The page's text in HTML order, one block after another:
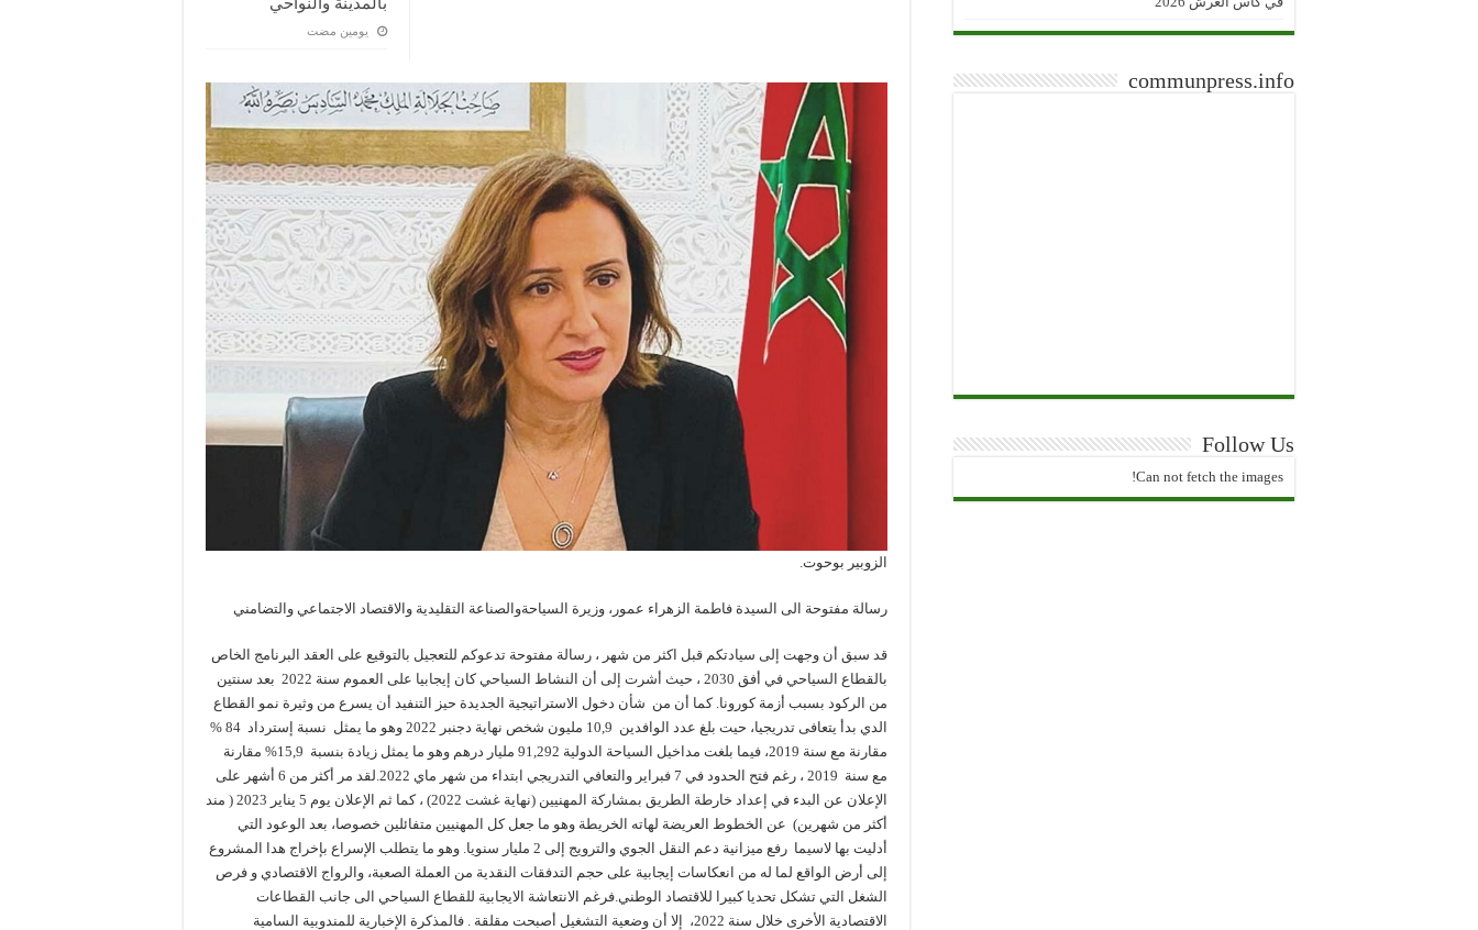
‏يومين مضت
الزوبير بوحوت.
رسالة مفتوحة الى السيدة فاطمة الزهراء عمور، وزيرة السياحةوالصناعة التقليدية والاقتصاد الاجتماعي والتضامني
قد سبق أن وجهت إلى سيادتكم قبل اكثر من شهر ، رسالة مفتوحة تدعوكم للتعجيل بالتوقيع على العقد البرنامج الخاص
بالقطاع السياحي في أفق 2030 ، حيث أشرت إلى أن النشاط السياحي كان إيجابيا على العموم سنة 2022 بعد سنتين
من الركود بسبب أزمة كورونا. كما أن من شأن دخول الاستراتيجية الجديدة حيز التنفيد أن يسرع من وثيرة نمو القطاع
الدي بدأ يتعافى تدريجيا، حيت بلغ عدد الوافدين 10,9 مليون شخص نهاية دجنبر 2022 وهو ما يمثل نسبة إسترداد 84 %
مقارنة مع سنة 2019، فيما بلغت مداخيل السياحة الدولية 91,292 مليار درهم وهو ما يمثل زيادة بنسبة 15,9% مقارنة
مع سنة 2019 ، رغم فتح الحدود في 7 فبراير والتعافي التدريجي ابتداء من شهر ماي 2022.لقد مر أكثر من 6 أشهر على
الإعلان عن البدء في إعداد خارطة الطريق بمشاركة المهنيين (نهاية غشت 2022) ، كما ثم الإعلان يوم 5 يناير 2023 ( مند
أكثر من شهرين) عن الخطوط العريضة لهاته الخريطة وهو ما جعل كل المهنيين متفائلين خصوصا، بعد الوعود التي
أدليت بها لاسيما رفع ميزانية دعم النقل الجوي والترويج إلى 2 مليار سنويا. وهو ما يتطلب الإسراع بإخراج هدا المشروع
إلى أرض الواقع لما له من انعكاسات إيجابية على حجم التدفقات النقدية من العملة الصعبة، والرواج الاقتصادي و فرص
الشغل التي تشكل تحديا كبيرا للاقتصاد الوطني.فرغم الانتعاشة الايجابية للقطاع السياحي الى جانب القطاعات
الاقتصادية الأخرى خلال سنة 2022، إلا أن وضعية التشغيل أصبحت مقلقة . فالمذكرة الإخبارية للمندوبية السامية
communpress.info
Follow Us
Can not fetch the images!